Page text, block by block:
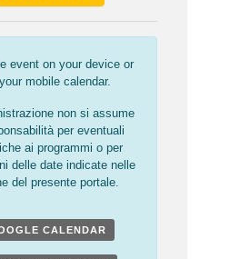
event on your device or
mobile calendar.
non si assume
per eventuali
ai programmi o per
delle date indicate nelle
del presente portale.
CALENDAR